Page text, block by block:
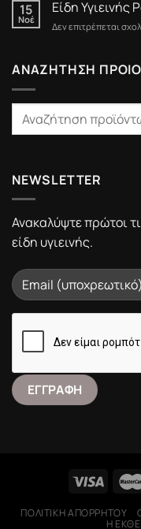
15
Νοέ
Είδη
Δεν επιτρέπεται
ΑΝΑΖΗΤΗΣΗ
NEWSLETTER
Ανακαλύψτε πρώτοι
είδη υγιεινής.
ΠΟΛΙΤΙΚΉ ΑΠΟΡΡΉΤΟΥ
Η